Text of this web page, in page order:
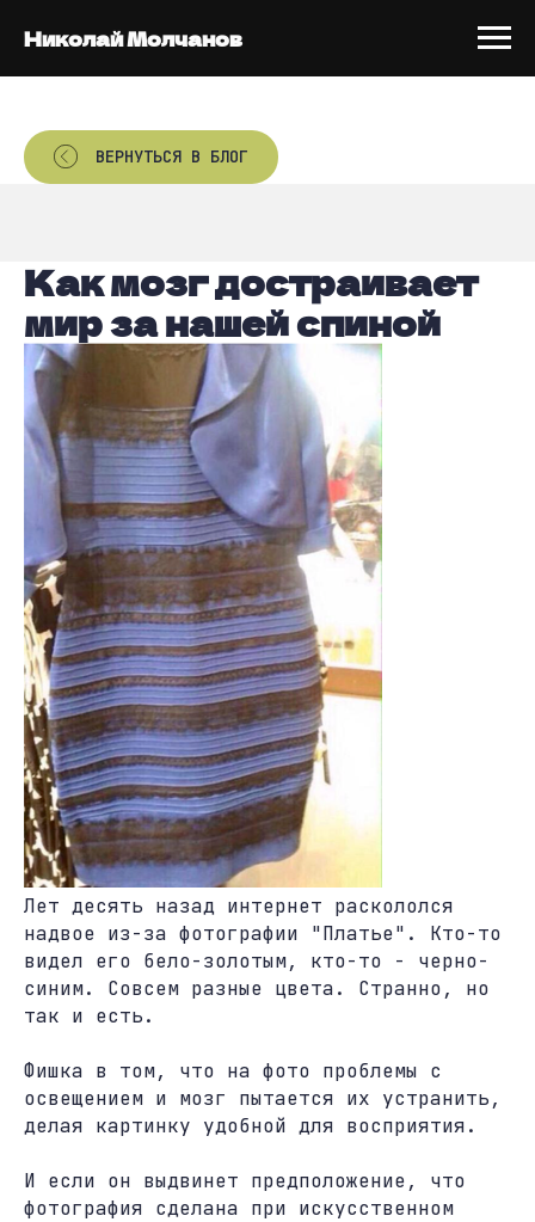
Николай Молчанов
ВЕРНУТЬСЯ В БЛОГ
Как мозг достраивает
мир за нашей спиной
Лет десять назад интернет раскололся
надвое из-за фотографии "Платье". Кто-то
видел его бело-золотым, кто-то - черно-
синим. Совсем разные цвета. Странно, но
так и есть.
Фишка в том, что на фото проблемы с
освещением и мозг пытается их устранить,
делая картинку удобной для восприятия.
И если он выдвинет предположение, что
фотография сделана при искусственном